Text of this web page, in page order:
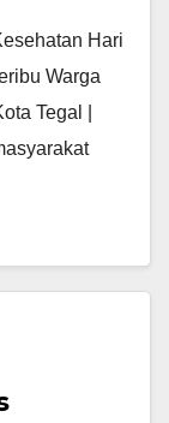
Hari
Warga
Tegal |